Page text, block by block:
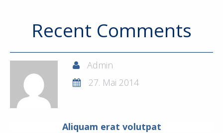
Recent Comments
Admin
27. Mai 2014
Aliquam erat volutpat